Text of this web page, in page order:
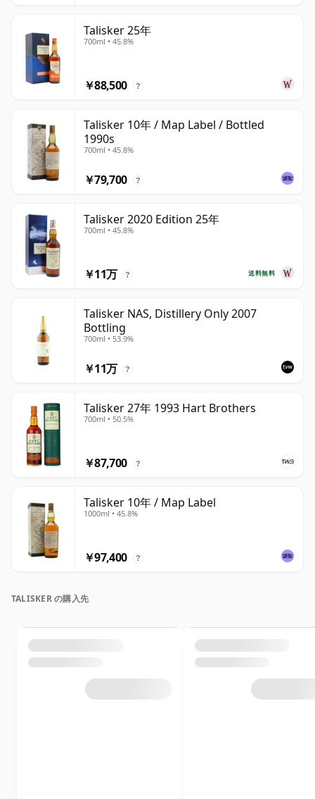
Talisker 25年
700ml • 45.8%
￥88,500 ?
Talisker 10年 / Map Label / Bottled
1990s
700ml • 45.8%
￥79,700 ?
Talisker 2020 Edition 25年
700ml • 45.8%
送料無料
￥11万 ?
Talisker NAS, Distillery Only 2007
Bottling
700ml • 53.9%
￥11万 ?
Talisker 27年 1993 Hart Brothers
700ml • 50.5%
￥87,700 ?
Talisker 10年 / Map Label
1000ml • 45.8%
￥97,400 ?
TALISKER の購入先